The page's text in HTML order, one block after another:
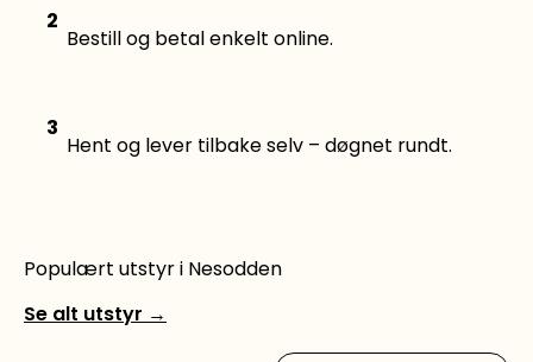
2
Bestill og betal enkelt online.
3
Hent og lever tilbake selv – døgnet rundt.
Populært utstyr i Nesodden
Se alt utstyr →